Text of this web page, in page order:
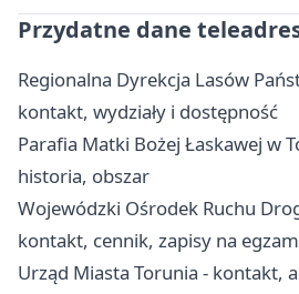
Przydatne dane
Regionalna Dyrekcja Lasów
kontakt, wydziały i dostępność
Parafia Matki Bożej Łaskawej w
historia, obszar
Wojewódzki Ośrodek Ruchu
kontakt, cennik, zapisy na
Urząd Miasta Torunia - kontakt,